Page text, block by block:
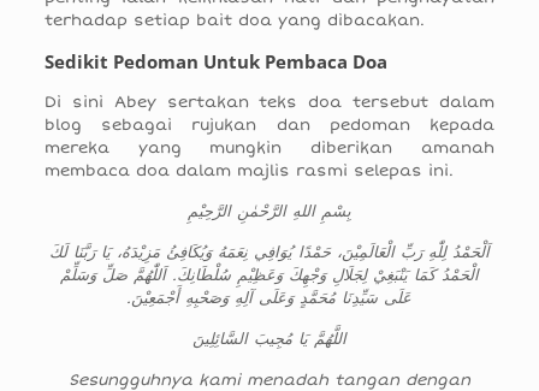
terhadap setiap bait doa yang dibacakan.
Sedikit Pedoman Untuk Pembaca Doa
Di sini Abey sertakan teks doa tersebut dalam
blog sebagai rujukan dan pedoman kepada
mereka yang mungkin diberikan amanah
membaca doa dalam majlis rasmi selepas ini.
بِسْمِ اللهِ الرَّحْمٰنِ الرَّحِيْمِ
اَلْحَمْدُ لِلّٰهِ رَبِّ الْعَالَمِيْنَ، حَمْدًا يُوَافِي نِعَمَهُ وَيُكَافِئُ مَزِيْدَهُ، يَا رَبَّنَا لَكَ
الْحَمْدُ كَمَا يَنْبَغِيْ لِجَلَالِ وَجْهِكَ وَعَظِيْمِ سُلْطَانِكَ. اَللّٰهُمَّ صَلِّ وَسَلِّمْ
عَلَى سَيِّدِنَا مُحَمَّدٍ وَعَلَى آلِهِ وَصَحْبِهِ أَجْمَعِيْنَ.
اللَّهُمَّ يَا مُجِيبَ السَّائِلِينَ
Sesungguhnya kami menadah tangan dengan